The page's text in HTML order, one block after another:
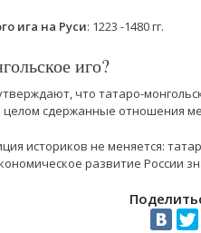
ига на Руси: 1223 -1480 гг.
иго?
что татаро-
сдержанные отношения
историков не меняется:
развитие России